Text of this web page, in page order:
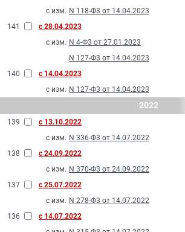
с изм. N 118-Ф3 от 14.04.2023
141
с 28.04.2023
с изм. N 4-Ф3 от 27.01.2023
N 127-Ф3 от 14.04.2023
140
с 14.04.2023
с изм. N 127-Ф3 от 14.04.2023
2022
139
с 13.10.2022
с изм. N 336-Ф3 от 14.07.2022
138
с 24.09.2022
с изм. N 370-Ф3 от 24.09.2022
137
с 25.07.2022
с изм. N 278-Ф3 от 14.07.2022
136
с 14.07.2022